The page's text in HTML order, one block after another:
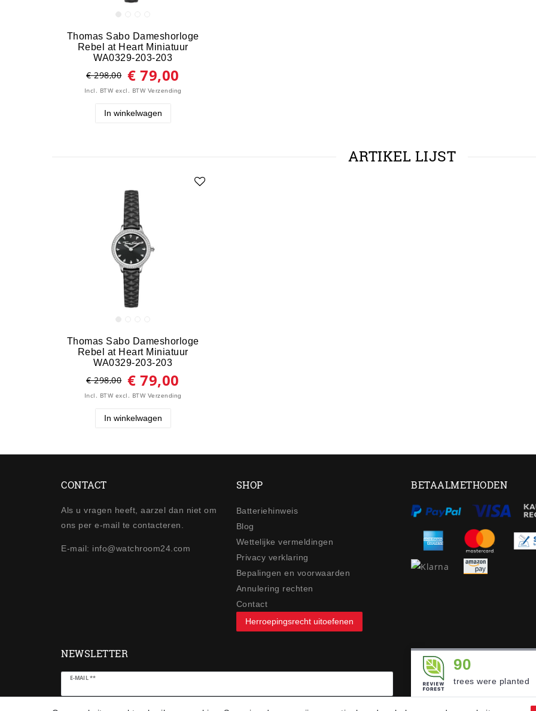
Thomas Sabo Dameshorloge
Rebel at Heart Miniatuur
WA0329-203-203
€ 298,00 € 79,00
Incl. BTW excl. BTW Verzending
In winkelwagen
ARTIKEL LIJST
Thomas Sabo Dameshorloge
Rebel at Heart Miniatuur
WA0329-203-203
€ 298,00 € 79,00
Incl. BTW excl. BTW Verzending
In winkelwagen
CONTACT
Als u vragen heeft, aarzel dan niet om
ons per e-mail te contacteren.
E-mail: info@watchroom24.com
SHOP
Batteriehinweis
Blog
Wettelijke vermeldingen
Privacy verklaring
Bepalingen en voorwaarden
Annulering rechten
Contact
Herroepingsrecht uitoefenen
BETAALMETHODEN
NEWSLETTER
E-MAIL **
Ceres::Template.newsletterHoneypotLabel
90
trees were planted